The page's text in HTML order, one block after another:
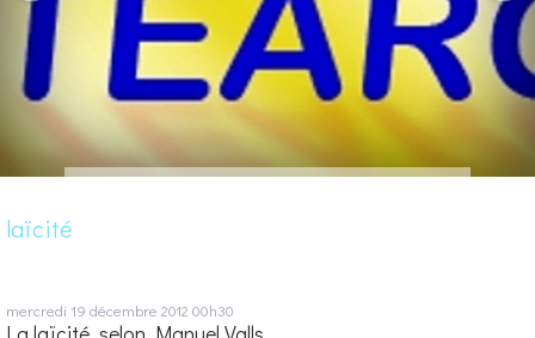
laïcité
mercredi 19 décembre 2012 00h30